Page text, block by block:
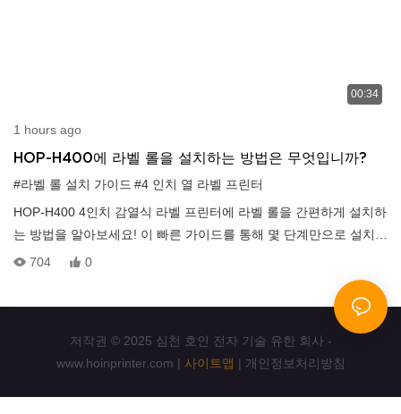
00:34
1 hours ago
HOP-H400에 라벨 롤을 설치하는 방법은 무엇입니까?
#라벨 롤 설치 가이드 #4 인치 열 라벨 프린터
HOP-H400 4인치 감열식 라벨 프린터에 라벨 롤을 간편하게 설치하
는 방법을 알아보세요! 이 빠른 가이드를 통해 몇 단계만으로 설치를
완료할 수 있습니다. 초보자는 물론 HOP-H400을 사용하여 배송 라
벨, 바코드 라벨, 제품 라벨링 작업을 하는 모든 사용자에게 적합합
니다. 영상을 시청하고 프린터가 원활하게 작동할 수 있도록 준비하
704 0
저작권 © 2025 심천 호인 전자 기술 유한 회사 -
www.hoinprinter.com | 사이트맵 | 개인정보처리방침